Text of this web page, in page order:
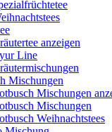
anzeigen
Line
Mischungen
Mischungen
Mischungen
Weihnachtstees